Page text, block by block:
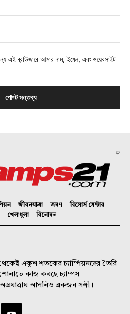
এই ব্রাউজারে আমার নাম, ইমেল, এবং ওয়েবসাইট
©
জীবনযাত্রা ভ্রমণ
রিসোর্স সেন্টার
খেলাধুলা বিনোদন
একুশ শতকের চ্যাম্পিয়নদের তৈরি
কাজ করছে চ্যাম্পস
আপনিও একজন সঙ্গী।